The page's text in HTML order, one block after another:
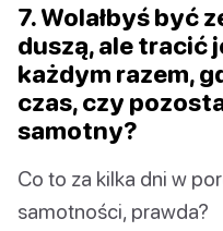
7. Wolałbyś być
duszą, ale tracić
każdym razem,
czas, czy
samotny?
Co to za kilka dni w
samotności, prawda?